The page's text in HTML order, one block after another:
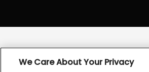
We Care About Your Privacy